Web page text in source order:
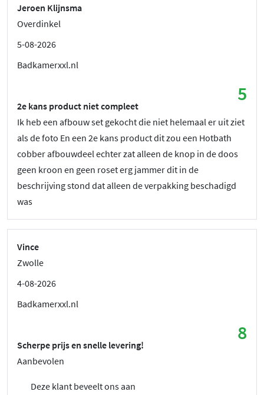
Jeroen Klijnsma
Overdinkel
5-08-2026
Badkamerxxl.nl
5
2e kans product niet compleet
Ik heb een afbouw set gekocht die niet helemaal er uit ziet
als de foto En een 2e kans product dit zou een Hotbath
cobber afbouwdeel echter zat alleen de knop in de doos
geen kroon en geen roset erg jammer dit in de
beschrijving stond dat alleen de verpakking beschadigd
was
Vince
Zwolle
4-08-2026
Badkamerxxl.nl
8
Scherpe prijs en snelle levering!
Aanbevolen
Deze klant beveelt ons aan